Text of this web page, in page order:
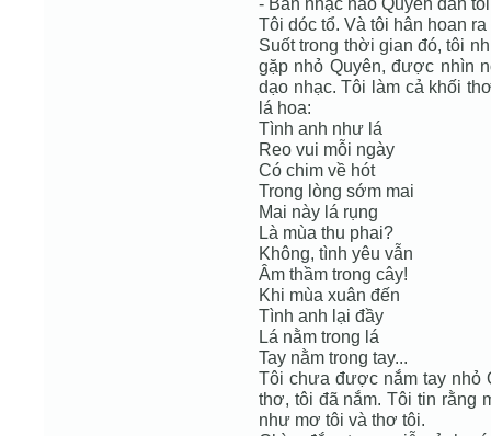
Tôi dóc tổ. Và tôi hân hoan ra
Suốt trong thời gian đó, tôi
gặp nhỏ Quyên, được nhìn
dạo nhạc. Tôi làm cả khối
lá hoa:
Tình anh như lá
Reo vui mỗi ngày
Có chim về hót
Trong lòng sớm mai
Mai này lá rụng
Là mùa thu phai?
Không, tình yêu vẫn
Âm thầm trong cây!
Khi mùa xuân đến
Tình anh lại đầy
Lá nằm trong lá
Tay nằm trong tay...
Tôi chưa được nắm tay nhỏ
thơ, tôi đã nắm. Tôi tin rằng
như mơ tôi và thơ tôi.